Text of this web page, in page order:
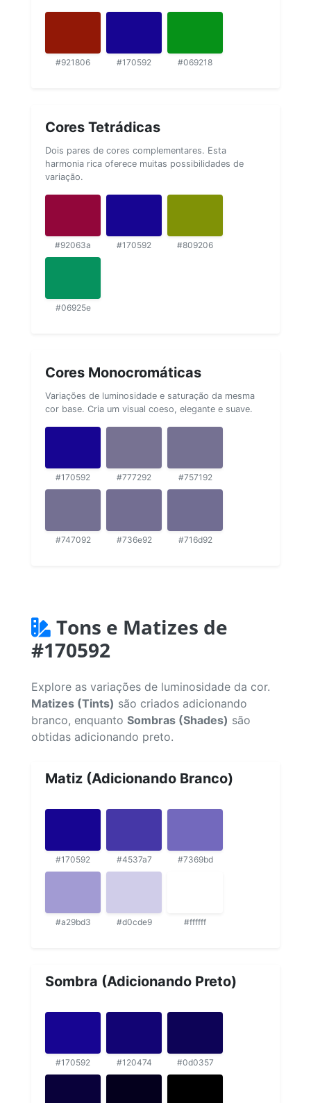
#921806 #170592 #069218
Cores Tetrádicas
Dois pares de cores complementares. Esta
harmonia rica oferece muitas possibilidades de
variação.
#92063a #170592 #809206
#06925e
Cores Monocromáticas
Variações de luminosidade e saturação da mesma
cor base. Cria um visual coeso, elegante e suave.
#170592 #777292 #757192
#747092 #736e92 #716d92
Tons e Matizes de
#170592
Explore as variações de luminosidade da cor.
Matizes (Tints) são criados adicionando
branco, enquanto Sombras (Shades) são
obtidas adicionando preto.
Matiz (Adicionando Branco)
#170592 #4537a7 #7369bd
#a29bd3 #d0cde9 #ffffff
Sombra (Adicionando Preto)
#170592 #120474 #0d0357